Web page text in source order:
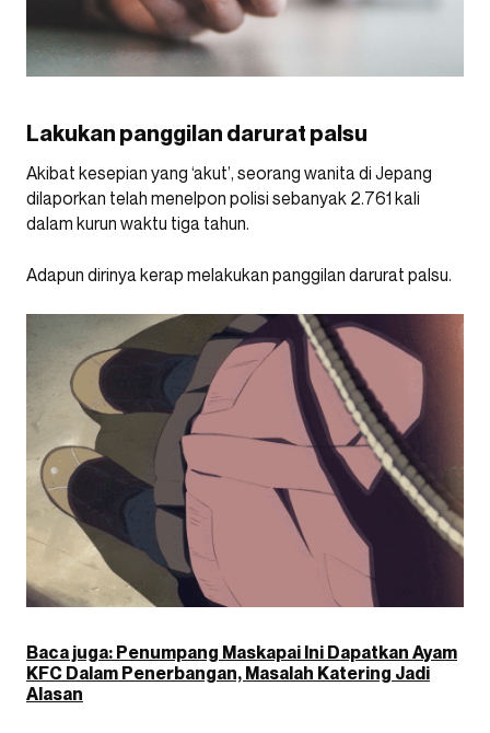
Lakukan panggilan darurat palsu
Akibat kesepian yang ‘akut’, seorang wanita di Jepang
dilaporkan telah menelpon polisi sebanyak 2.761 kali
dalam kurun waktu tiga tahun.
Adapun dirinya kerap melakukan panggilan darurat palsu.
Baca juga: Penumpang Maskapai Ini Dapatkan Ayam
KFC Dalam Penerbangan, Masalah Katering Jadi
Alasan